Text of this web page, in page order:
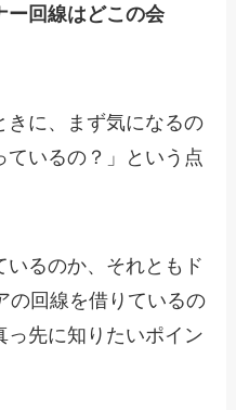
ー回線はどこの会
きに、まず気になるの
いるの？」という点
るのか、それともド
の回線を借りているの
先に知りたいポイン